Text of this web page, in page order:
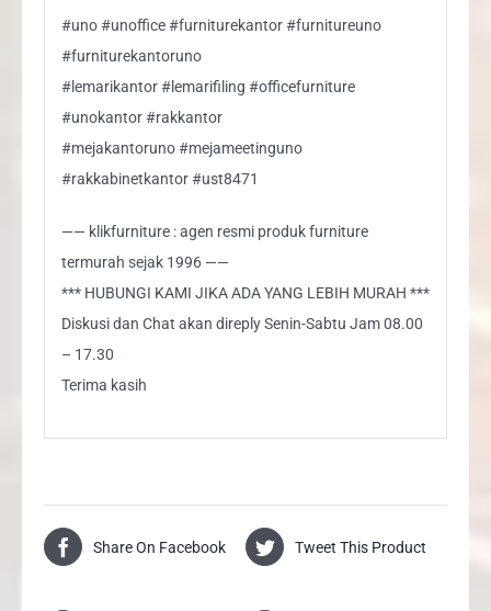
#uno #unoffice #furniturekantor #furnitureuno
#furniturekantoruno
#lemarikantor #lemarifiling #officefurniture
#unokantor #rakkantor
#mejakantoruno #mejameetinguno
#rakkabinetkantor #ust8471
—— klikfurniture : agen resmi produk furniture
termurah sejak 1996 ——
*** HUBUNGI KAMI JIKA ADA YANG LEBIH MURAH ***
Diskusi dan Chat akan direply Senin-Sabtu Jam 08.00
– 17.30
Terima kasih
Share On Facebook Tweet This Product